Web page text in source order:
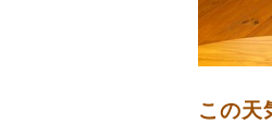
この天